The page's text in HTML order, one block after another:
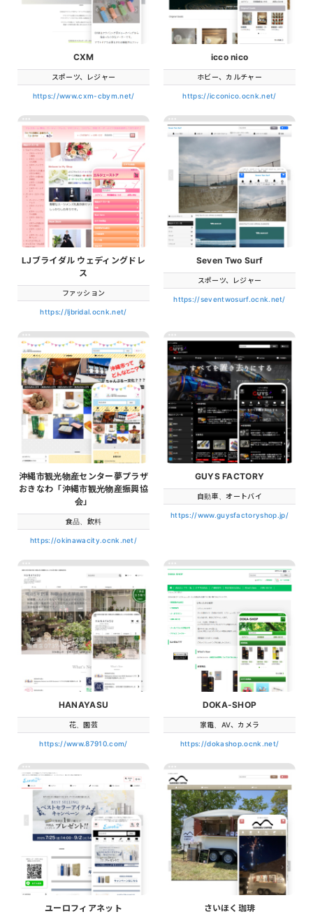
CXM
スポーツ、レジャー
https://www.cxm-cbym.net/
icco nico
ホビー、カルチャー
https://icconico.ocnk.net/
LJブライダル ウェディングドレ
ス
ファッション
https://ljbridal.ocnk.net/
Seven Two Surf
スポーツ、レジャー
https://seventwosurf.ocnk.net/
沖縄市観光物産センター夢プラザ
おきなわ「沖縄市観光物産振興協
会」
食品、飲料
https://okinawacity.ocnk.net/
GUYS FACTORY
自動車、オートバイ
https://www.guysfactoryshop.jp/
HANAYASU
花、園芸
https://www.87910.com/
DOKA-SHOP
家電、AV、カメラ
https://dokashop.ocnk.net/
ユーロフィアネット さいほく珈琲